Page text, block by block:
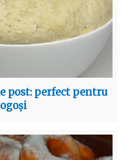
post: perfect pentru